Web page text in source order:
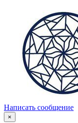
Написать сообщение
×